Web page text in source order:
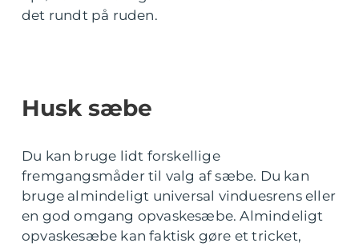
det rundt på ruden.
Husk sæbe
Du kan bruge lidt forskellige
fremgangsmåder til valg af sæbe. Du kan
bruge almindeligt universal vinduesrens eller
en god omgang opvaskesæbe. Almindeligt
opvaskesæbe kan faktisk gøre et tricket,